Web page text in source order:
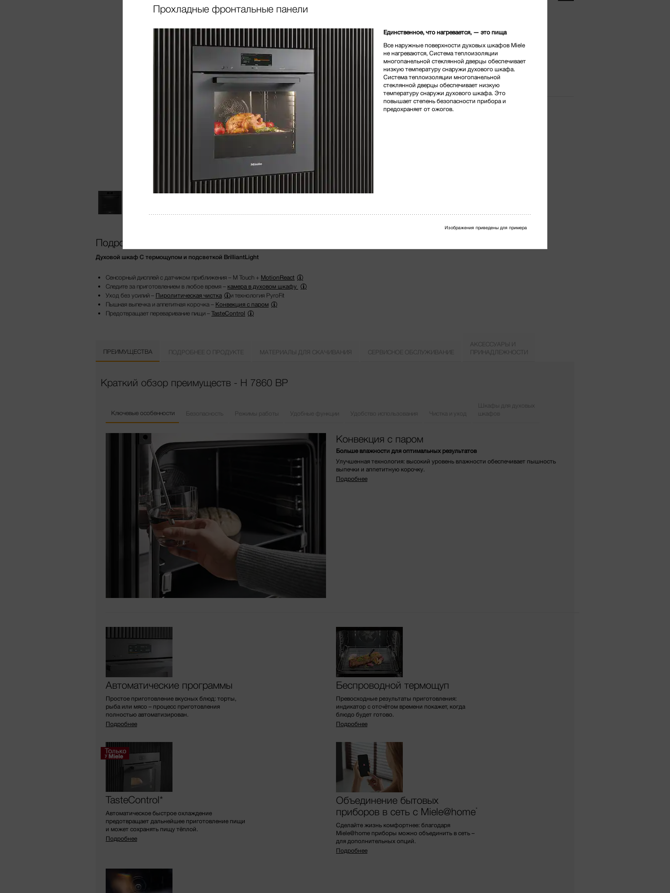
Цвет изделия: Чёрный обсидиан
* Розничная цена
Подробнее о продукте
Духовой шкаф С термощупом и подсветкой BrilliantLight
Сенсорный дисплей с датчиком приближения – M Touch + MotionReact
Следите за приготовлением в любое время – камера в духовом шкафу
Уход без усилий – Пиролитическая чистка
и технология PyroFit
Пышная выпечка и аппетитная корочка – Конвекция с паром
Предотвращает переваривание пищи – TasteControl
ПРЕИМУЩЕСТВА ПОДРОБНЕЕ О ПРОДУКТЕ МАТЕРИАЛЫ ДЛЯ СКАЧИВАНИЯ СЕРВИСНОЕ ОБСЛУЖИВАНИЕ
АКСЕССУАРЫ И
ПРИНАДЛЕЖНОСТИ
Краткий обзор преимуществ - H 7860 BP
Ключевые особенности Безопасность Режимы работы Удобные функции Удобство использования Чистка и уход
Шкафы для духовых
шкафов
Конвекция с паром
Больше влажности для оптимальных результатов
Улучшенная технология: высокий уровень влажности обеспечивает пышность
выпечки и аппетитную корочку.
Подробнее
Автоматические программы
Простое приготовление вкусных блюд: торты,
рыба или мясо – процесс приготовления
полностью автоматизирован.
Подробнее
Беспроводной термощуп
Превосходные результаты приготовления:
индикатор с отсчётом времени покажет, когда
блюдо будет готово.
Подробнее
TasteControl*
Автоматическое быстрое охлаждение
предотвращает дальнейшее приготовление пищи
и может сохранять пищу тёплой.
Подробнее
Объединение бытовых
приборов в сеть с Miele@home*
Сделайте жизнь комфортнее: благодаря
Miele@home приборы можно объединить в сеть –
для дополнительных опций.
Подробнее
Прохладные фронтальные панели
Единственное, что нагревается, — это пища
Все наружные поверхности духовых шкафов Miele
не нагреваются, Система теплоизоляции
многопанельной стеклянной дверцы обеспечивает
низкую температуру снаружи духового шкафа.
Система теплоизоляции многопанельной
стеклянной дверцы обеспечивает низкую
температуру снаружи духового шкафа. Это
повышает степень безопасности прибора и
предохраняет от ожогов.
Изображения приведены для примера